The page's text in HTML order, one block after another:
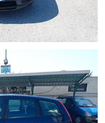
7G AGNANO (NA)
COME: NOLEGGIO A
CENTRO
ANTIFURTI
E VIASAT